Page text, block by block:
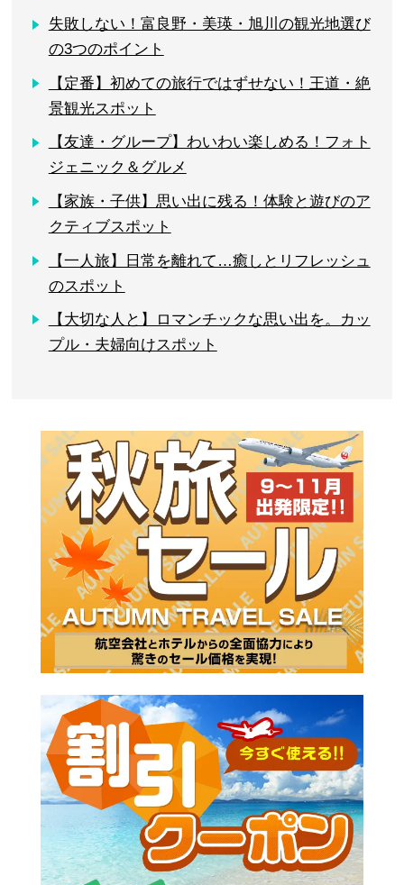
失敗しない！富良野・美瑛・旭川の観光地選び
の3つのポイント
【定番】初めての旅行ではずせない！王道・絶
景観光スポット
【友達・グループ】わいわい楽しめる！フォト
ジェニック＆グルメ
【家族・子供】思い出に残る！体験と遊びのア
クティブスポット
【一人旅】日常を離れて…癒しとリフレッシュ
のスポット
【大切な人と】ロマンチックな思い出を。カッ
プル・夫婦向けスポット